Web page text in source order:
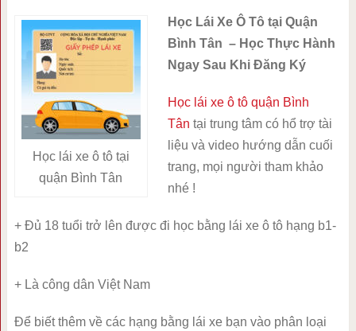
Học lái xe ô tô tại
quận Bình Tân
Học Lái Xe Ô Tô tại Quận
Bình Tân – Học Thực Hành
Ngay Sau Khi Đăng Ký
Học lái xe ô tô quận Bình
Tân tại trung tâm có hổ trợ tài
liệu và video hướng dẫn cuối
trang, mọi người tham khảo
nhé !
+ Đủ 18 tuổi trở lên được đi học bằng lái xe ô tô hạng b1-
b2
+ Là công dân Việt Nam
Để biết thêm về các hạng bằng lái xe bạn vào phân loại